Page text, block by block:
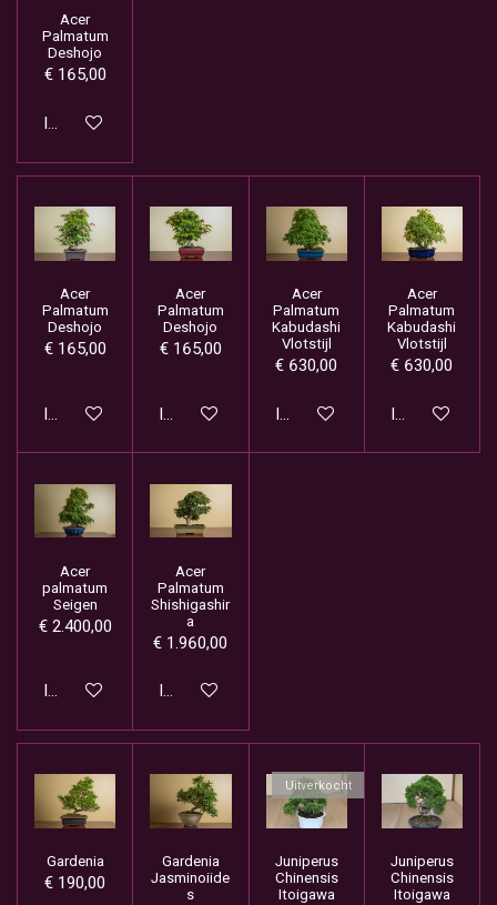
Acer
Palmatum
Deshojo
€ 165,00
In winkelwagen
Acer
Palmatum
Deshojo
€ 165,00
In winkelwagen
Acer
Palmatum
Deshojo
€ 165,00
In winkelwagen
Acer
Palmatum
Kabudashi
Vlotstijl
€ 630,00
In winkelwagen
Acer
Palmatum
Kabudashi
Vlotstijl
€ 630,00
In
Acer
palmatum
Seigen
€ 2.400,00
In winkelwagen
Acer
Palmatum
Shishigashir
a
€ 1.960,00
In winkelwagen
Gardenia
€ 190,00
Gardenia
Jasminoiide
s
Uitverkocht
Juniperus
Chinensis
Itoigawa
Juniperus
Chinensis
Itoigawa